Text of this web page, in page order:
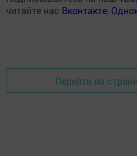
читайте нас Вконтакте,
Перейти на